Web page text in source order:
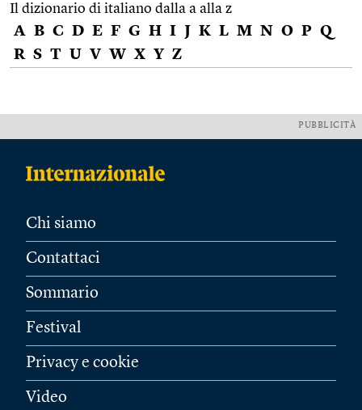
Il dizionario di italiano dalla a alla z
A B C D E F G H I J K L M N O P Q
R S T U V W X Y Z
PUBBLICITÀ
Chi siamo
Contattaci
Sommario
Festival
Privacy e cookie
Video